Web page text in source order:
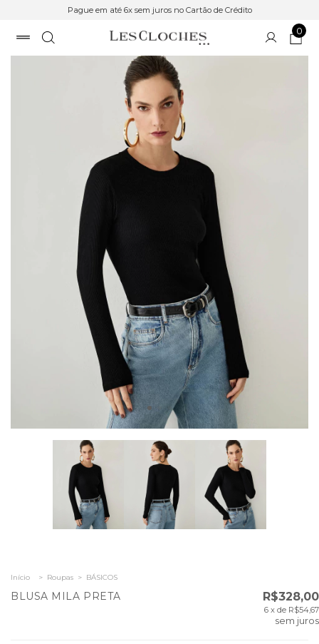
Pague em até 6x sem juros no Cartão de Crédito
0
Início > Roupas > BÁSICOS
BLUSA MILA PRETA R$328,00
6 x de R$54,67
sem juros